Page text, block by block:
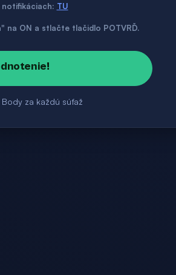
TU
na ON a stlačte tlačidlo POTVRĎ.
za každú súťaž